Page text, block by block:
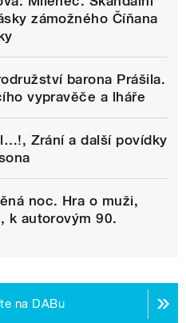
zámožného Číňana
barona Prášila.
vypravěče a lháře
Zrání a další povídky
noc. Hra o muži,
k autorovým 90.
na DABu